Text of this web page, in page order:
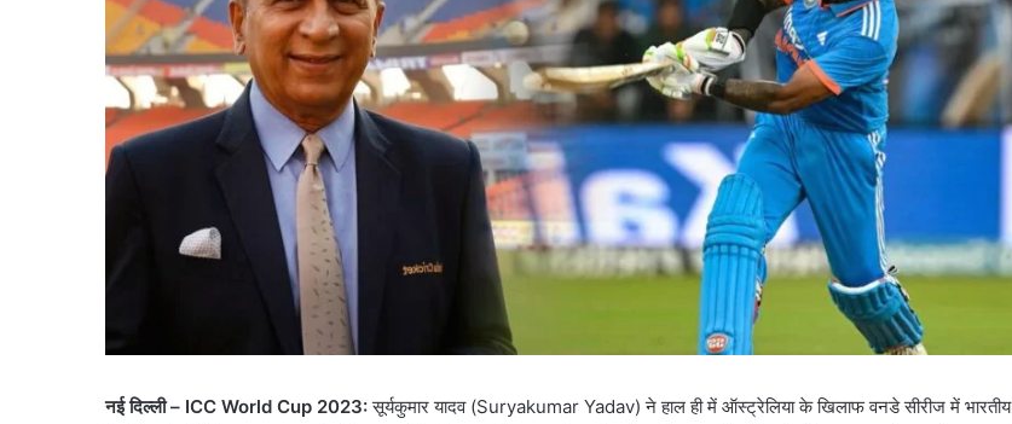
नई दिल्ली – ICC World Cup 2023:सूर्यकुमार यादव (Suryakumar Yadav) ने हाल ही में ऑस्ट्रेलिया के खिलाफ वनडे सीरीज में भारतीय